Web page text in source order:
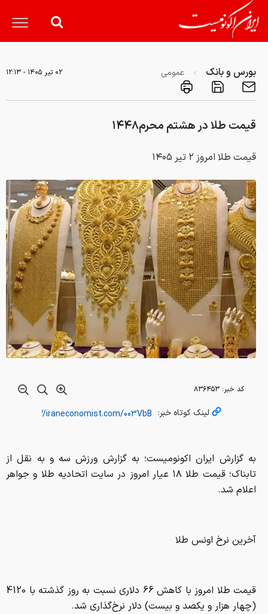
بورس و بانک عمومی ۰۲ تير ۱۴۰۵ - ۱۲:۱۳
قیمت طلا در هشتم محرم۱۴۴۸
قیمت طلا امروز ۲ تیر ۱۴۰۵
کد خبر: ۸۳۶۴۵۳
لینک کوتاه خبر:
به گزارش ایران اکونومیست؛ به گزارش ورزش سه و به نقل از
تابناک؛ قیمت طلا ۱۸ عیار امروز در سایت اتحادیه طلا و جواهر
اعلام شد.
آخرین نرخ اونس طلا
قیمت طلا امروز با کاهش 66 دلاری نسبت به روز گذشته با 4120
(چهار هزار و یکصد و‌ بیست) دلار نرخ‌گذاری شد.